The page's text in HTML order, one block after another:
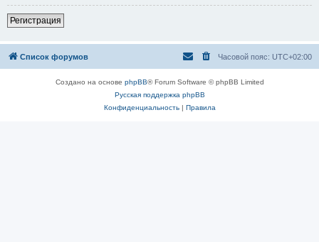
Регистрация
Список форумов Часовой пояс: UTC+02:00
Создано на основе phpBB® Forum Software © phpBB Limited
Русская поддержка phpBB
Конфиденциальность| Правила